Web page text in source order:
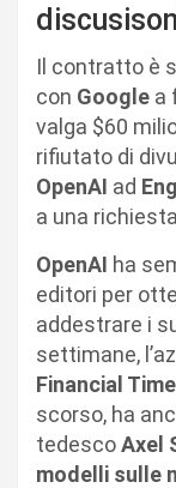
Il contratto è
con Google a
valga $60
rifiutato di
OpenAI ad
a una
OpenAI ha
editori per
addestrare i
settimane,
Financial
scorso, ha
tedescoAxel
modelli sulle